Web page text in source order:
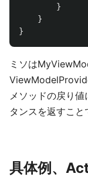
}
}
}
ミソは
メソッドの戻り
タンスを返すこと
具体例、